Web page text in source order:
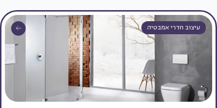
עיצוב חדרי אמבטיה